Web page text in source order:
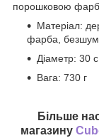
порошковою
Матеріал:
фарба,
Діаметр: 30
Вага: 730 г
Більше
магазину